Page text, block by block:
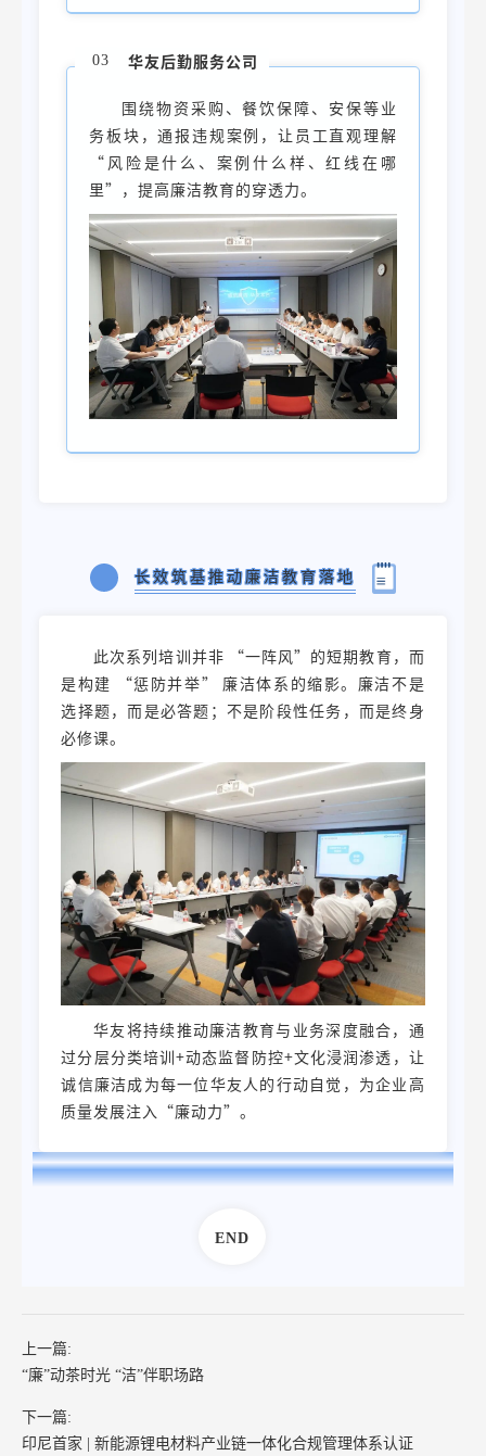
03 华友后勤服务公司
围绕物资采购、餐饮保障、安保等业
务板块，通报违规案例，让员工直观理解
“风险是什么、案例什么样、红线在哪
里”，提高廉洁教育的穿透力。
长效筑基推动廉洁教育落地
此次系列培训并非 “一阵风”的短期教育，而
是构建 “惩防并举” 廉洁体系的缩影。廉洁不是
选择题，而是必答题；不是阶段性任务，而是终身
必修课。
华友将持续推动廉洁教育与业务深度融合，通
过分层分类培训+动态监督防控+文化浸润渗透，让
诚信廉洁成为每一位华友人的行动自觉，为企业高
质量发展注入“廉动力”。
END
上一篇:
“廉”动茶时光 “洁”伴职场路
下一篇:
印尼首家 | 新能源锂电材料产业链一体化合规管理体系认证